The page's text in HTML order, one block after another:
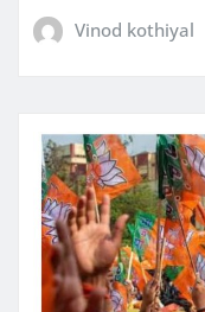
Vinod kothiyal